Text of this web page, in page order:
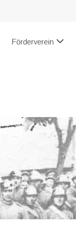
Förderverein